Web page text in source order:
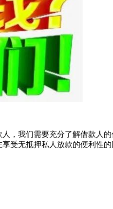
，我们需要充分了解借款人
受无抵押私人放款的便利性的